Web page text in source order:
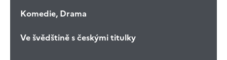
Komedie, Drama
Ve švědštině s českými titulky